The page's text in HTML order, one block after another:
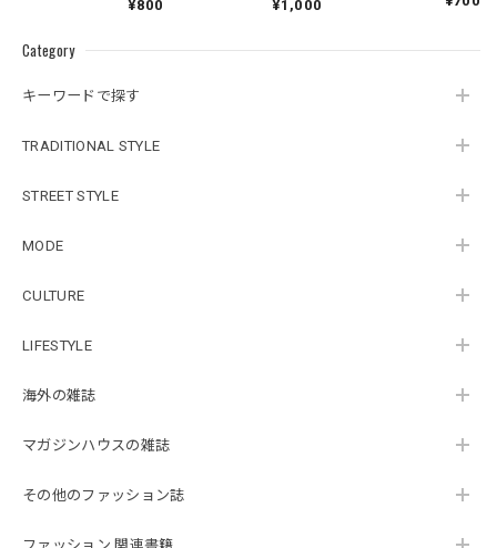
Category
キーワードで探す
TRADITIONAL STYLE
STREET STYLE
MODE
CULTURE
LIFESTYLE
海外の雑誌
マガジンハウスの雑誌
その他のファッション誌
¥800 ¥1,000